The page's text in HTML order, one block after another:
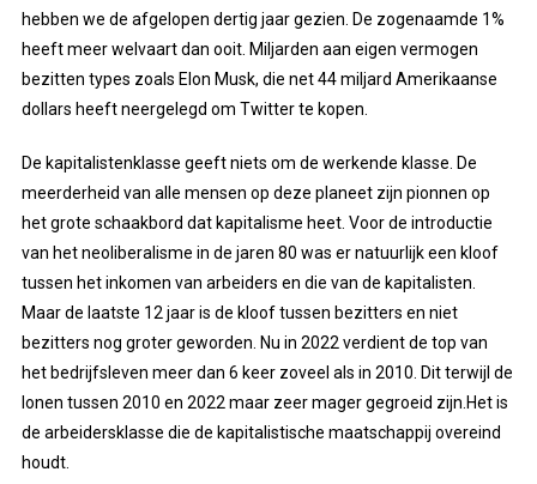
hebben we de afgelopen dertig jaar gezien. De zogenaamde 1%
heeft meer welvaart dan ooit. Miljarden aan eigen vermogen
bezitten types zoals Elon Musk, die net 44 miljard Amerikaanse
dollars heeft neergelegd om Twitter te kopen.
De kapitalistenklasse geeft niets om de werkende klasse. De
meerderheid van alle mensen op deze planeet zijn pionnen op
het grote schaakbord dat kapitalisme heet. Voor de introductie
van het neoliberalisme in de jaren 80 was er natuurlijk een kloof
tussen het inkomen van arbeiders en die van de kapitalisten.
Maar de laatste 12 jaar is de kloof tussen bezitters en niet
bezitters nog groter geworden. Nu in 2022 verdient de top van
het bedrijfsleven meer dan 6 keer zoveel als in 2010. Dit terwijl de
lonen tussen 2010 en 2022 maar zeer mager gegroeid zijn.Het is
de arbeidersklasse die de kapitalistische maatschappij overeind
houdt.